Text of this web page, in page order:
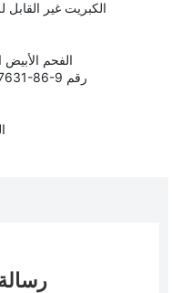
الكبريت غير القابل
الفحم الأبيض
رقم CAS:7631-86-9